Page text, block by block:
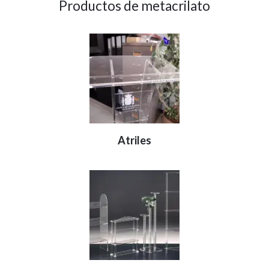
Productos de metacrilato
Atriles